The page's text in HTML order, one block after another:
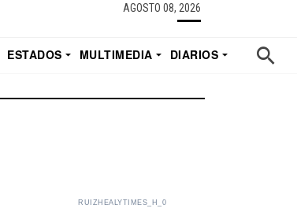
AGOSTO 08, 2026
ESTADOS MULTIMEDIA
DIARIOS
RUIZHEALYTIMES_H_0